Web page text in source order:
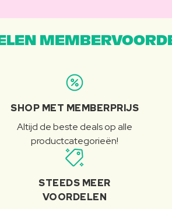
SHOP MET MEMBERPRIJS
Altijd de beste deals op alle
productcategorieën!
STEEDS MEER
VOORDELEN